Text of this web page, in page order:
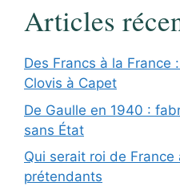
Articles
Des Francs à la France
Clovis à Capet
De Gaulle en 1940 :
sans État
Qui serait roi de France
prétendants